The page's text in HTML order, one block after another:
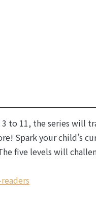
3 to 11, the series
Spark your child's
five levels will